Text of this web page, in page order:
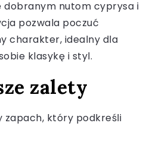
dobranym nutom cyprysa i
pozwala poczuć
charakter, idealny dla
klasykę i styl.
zalety
zapach, który podkreśli